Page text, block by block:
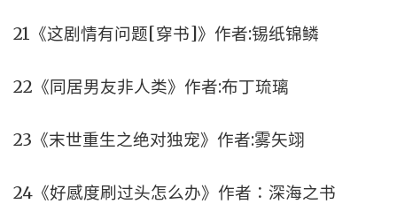
21《这剧情有问题[穿书]》作者:锡纸锦鳞
22《同居男友非人类》作者:布丁琉璃
23《末世重生之绝对独宠》作者:雾矢翊
24《好感度刷过头怎么办》作者：深海之书